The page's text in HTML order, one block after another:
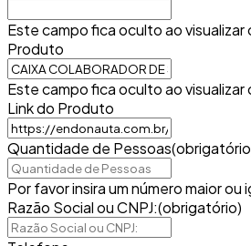
Este campo fica oculto ao visualizar
Produto
Este campo fica oculto ao visualizar
Link do Produto
Quantidade de Pessoas
Por favor insira um número maior ou
Razão Social ou CNPJ:(obrigatório)